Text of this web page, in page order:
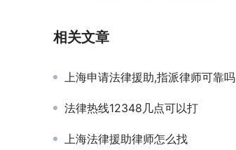
相关文章
上海申请法律援助,指派律师可靠吗
法律热线12348几点可以打
上海法律援助律师怎么找